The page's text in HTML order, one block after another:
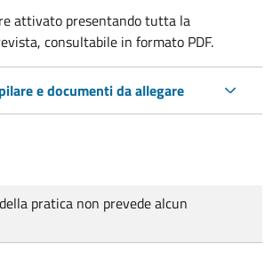
attivato presentando tutta la
consultabile in formato PDF.
e documenti da allegare
pratica non prevede alcun